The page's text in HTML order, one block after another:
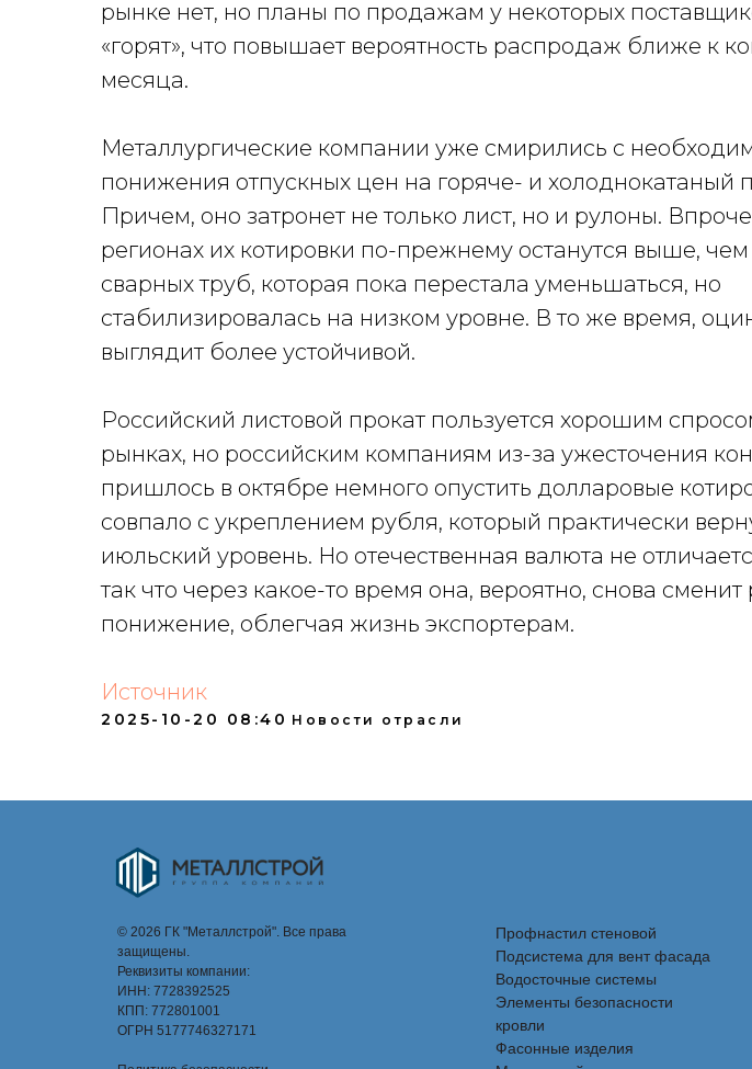
рынке нет, но планы по продажам у некоторых
«горят», что повышает вероятность распродаж ближе к
месяца.
Металлургические компании уже смирились с
понижения отпускных цен на горяче- и холоднокатаный
Причем, оно затронет не только лист, но и рулоны.
регионах их котировки по-прежнему останутся выше, чем
сварных труб, которая пока перестала уменьшаться, но
стабилизировалась на низком уровне. В то же время,
выглядит более устойчивой.
Российский листовой прокат пользуется хорошим
рынках, но российским компаниям из-за ужесточения
пришлось в октябре немного опустить долларовые
совпало с укреплением рубля, который практически
июльский уровень. Но отечественная валюта не
так что через какое-то время она, вероятно, снова сменит
понижение, облегчая жизнь экспортерам.
Источник
2025-10-20 08:40 Новости отрасли
© 2026 ГК "Металлстрой". Все права
защищены.
Реквизиты компании:
ИНН: 7728392525
КПП: 772801001
ОГРН 5177746327171
Профнастил стеновой
Подсистема для вент фасада
Водосточные системы
Элементы безопасности
кровли
Фасонные изделия